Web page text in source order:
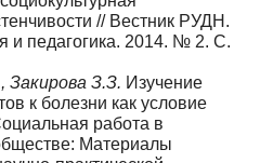
// Вестник РУДН.
и педагогика. 2014. № 2. С.
Закирова З.З. Изучение
к болезни как условие
работа в
Материалы